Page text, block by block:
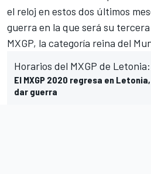
el reloj en estos dos últimos
guerra en la que será su
MXGP, la categoría reina del
Horarios del MXGP de Letonia:
El MXGP 2020 regresa en
dar guerra